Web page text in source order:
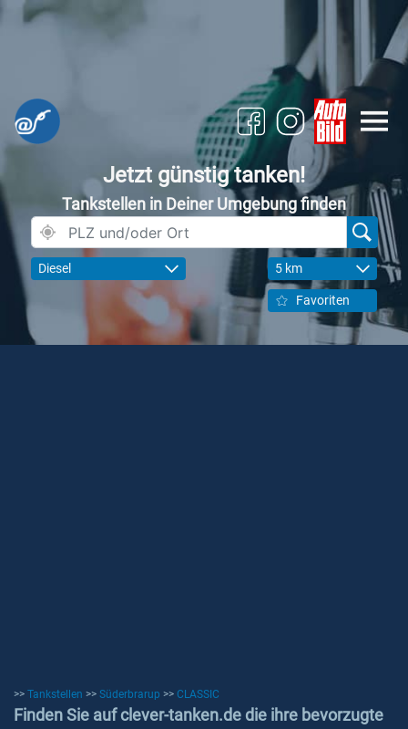
Jetzt günstig tanken!
Tankstellen in Deiner Umgebung finden
Diesel 5 km
Favoriten
>> Tankstellen >> Süderbrarup >> CLASSIC
Finden Sie auf clever-tanken.de die ihre bevorzugte